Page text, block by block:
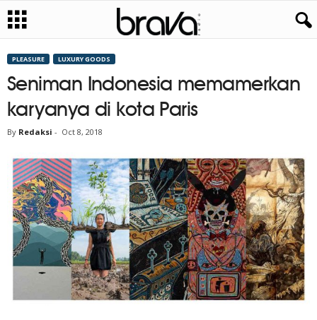
PLEASURE LUXURY GOODS
Seniman Indonesia memamerkan
karyanya di kota Paris
By Redaksi - Oct 8, 2018